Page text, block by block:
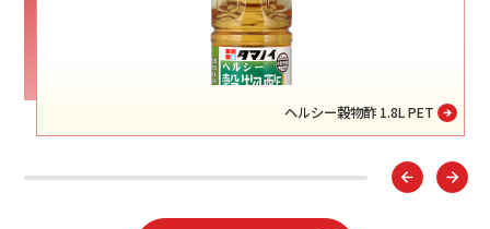
ヘルシー穀物酢 1.8L PET